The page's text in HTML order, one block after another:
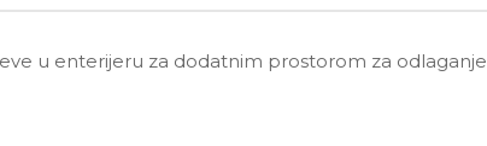
u enterijeru za dodatnim prostorom za odlaganje